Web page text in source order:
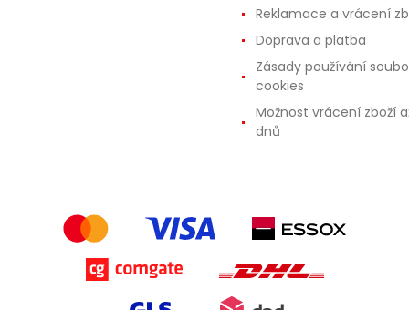
Reklamace a vrácení
Doprava a platba
Zásady používání
cookies
Možnost vrácení zboží
dnů